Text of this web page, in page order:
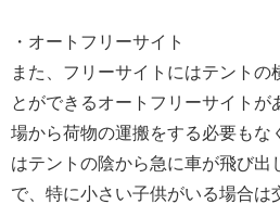
・オートフリーサイト
また、フリーサイトにはテントの
とができるオートフリーサイトが
場から荷物の運搬をする必要もな
はテントの陰から急に車が飛び出
で、特に小さい子供がいる場合は